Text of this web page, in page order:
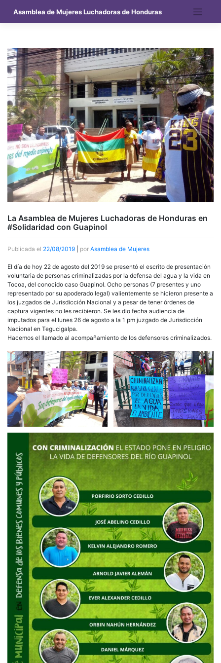
contenido
Asamblea de Mujeres Luchadoras de Honduras
La Asamblea de Mujeres Luchadoras de Honduras en
#Solidaridad con Guapinol
Publicada el 22/08/2019 por Asamblea de Mujeres
El día de hoy 22 de agosto del 2019 se presentó el escrito de presentación
voluntaria de personas criminalizadas por la defensa del agua y la vida en
Tocoa, del conocido caso Guapinol. Ocho personas (7 presentes y uno
representado por su apoderado legal) valientemente se hicieron presente a
los juzgados de Jurisdicción Nacional y a pesar de tener órdenes de
captura vigentes no les recibieron. Se les dio fecha audiencia de
imputados para el lunes 26 de agosto a la 1 pm juzgado de Jurisdicción
Nacional en Tegucigalpa.
Hacemos el llamado al acompañamiento de los defensores criminalizados.